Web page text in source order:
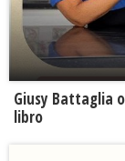
Giusy Battaglia
libro